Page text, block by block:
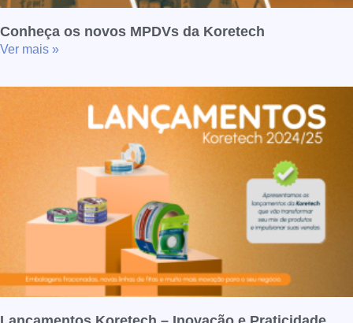
Conheça os novos MPDVs da Koretech
Ver mais »